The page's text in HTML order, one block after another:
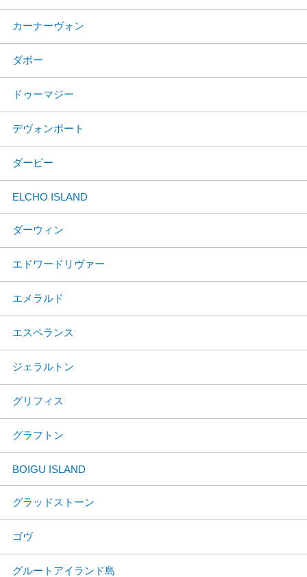
カーナーヴォン
ダボー
ドゥーマジー
デヴォンポート
ダービー
ELCHO ISLAND
ダーウィン
エドワードリヴァー
エメラルド
エスペランス
ジェラルトン
グリフィス
グラフトン
BOIGU ISLAND
グラッドストーン
ゴヴ
グルートアイランド島